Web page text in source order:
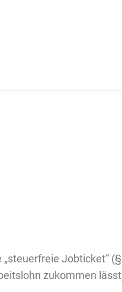
Jobticket“
zukommen